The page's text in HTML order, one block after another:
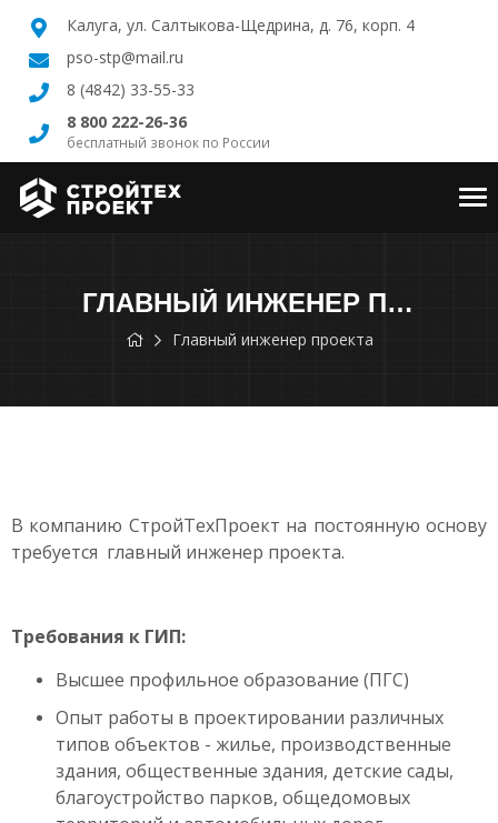
Калуга, ул. Салтыкова-Щедрина, д. 76, корп. 4
pso-stp@mail.ru
8 (4842) 33-55-33
8 800 222-26-36
бесплатный звонок по России
ГЛАВНЫЙ ИНЖЕНЕР ПРОЕКТА
Главный инженер проекта
В компанию СтройТехПроект на постоянную основу
требуется главный инженер проекта.
Требования к ГИП:
Высшее профильное образование (ПГС)
Опыт работы в проектировании различных
типов объектов - жилье, производственные
здания, общественные здания, детские сады,
благоустройство парков, общедомовых